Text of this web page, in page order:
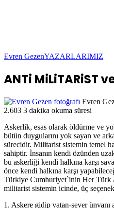
Evren GezenYAZARLARIMIZ
ANTi MiLiTARiST
Evren
2.603 3 dakika okuma süresi
Askerlik, esas olarak öldürme ve
bütün duygularını yok sayan ve
sürecidir. Militarist sistemin temel
sahiptir. İnsanın kendi özünden
bu askerliği kendi halkına karşı
önce kendi halkına karşı
Türkiye Cumhuriyet`inin Her Türk
militarist sistemin icinde, üç
1. Askere gidip vatan-sever ünvanı